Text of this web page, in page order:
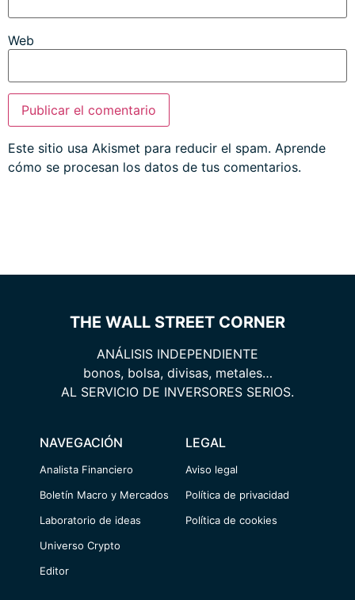
Web
Este sitio usa Akismet para reducir el spam. Aprende
cómo se procesan los datos de tus comentarios.
THE WALL STREET CORNER
ANÁLISIS INDEPENDIENTE
bonos, bolsa, divisas, metales…
AL SERVICIO DE INVERSORES SERIOS.
NAVEGACIÓN
Analista Financiero
Boletín Macro y Mercados
Laboratorio de ideas
Universo Crypto
Editor
LEGAL
Aviso legal
Política de privacidad
Política de cookies